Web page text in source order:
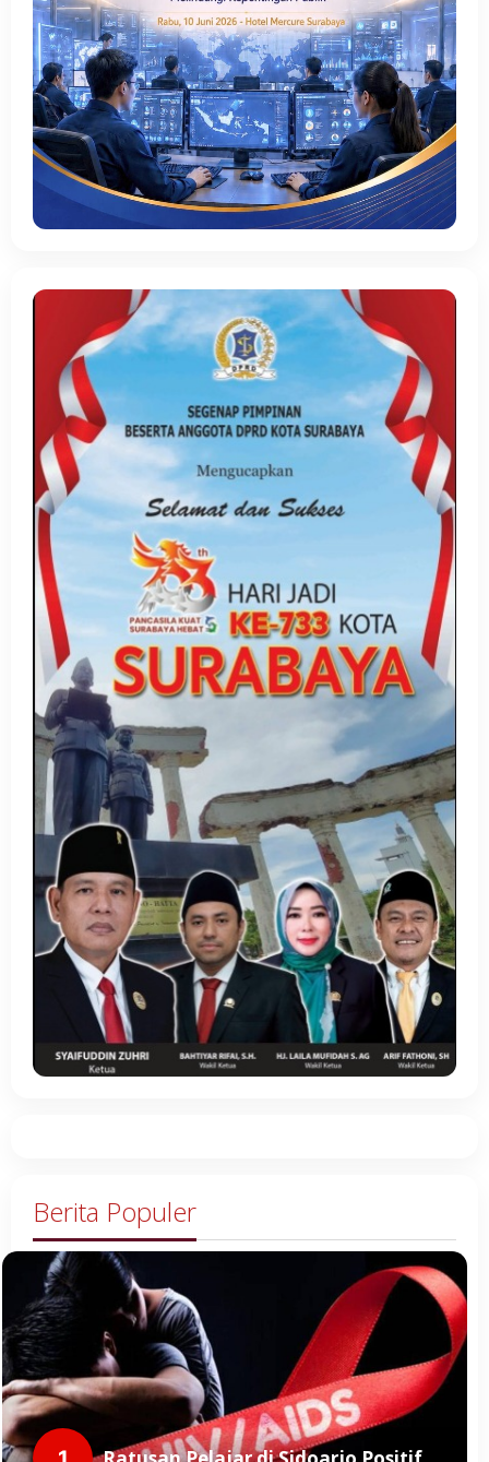
Berita Populer